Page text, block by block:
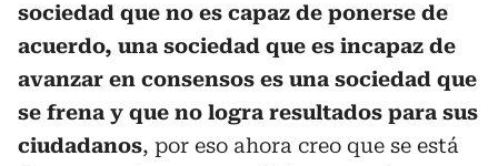
sociedad que no es capaz de ponerse de
acuerdo, una sociedad que es incapaz de
avanzar en consensos es una sociedad que
se frena y que no logra resultados para sus
ciudadanos, por eso ahora creo que se está